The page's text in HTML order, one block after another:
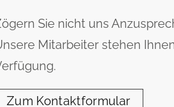
Sie nicht uns
Mitarbeiter stehen
Zum Kontaktformular